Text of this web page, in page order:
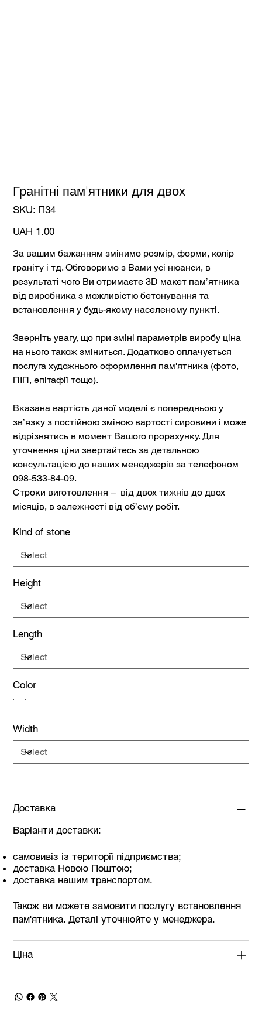
Гранітні пам'ятники для двох
SKU: SKU
П34
П34
Price
UAH 1.00
За вашим бажанням змінимо розмір, форми, колір
граніту і тд. Обговоримо з Вами усі нюанси, в
результаті чого Ви отримаєте 3D макет пам’ятника
від виробника з можливістю бетонування та
встановлення у будь-якому населеному пункті.
Зверніть увагу, що при зміні параметрів виробу ціна
на нього також зміниться. Додатково оплачується
послуга художнього оформлення пам'ятника (фото,
ПІП, епітафії тощо).
Вказана вартість даної моделі є попередньою у
зв’язку з постійною зміною вартості сировини і може
відрізнятись в момент Вашого прорахунку. Для
уточнення ціни звертайтесь за детальною
консультацією до наших менеджерів за телефоном
098-533-84-09.
Строки виготовлення – від двох тижнів до двох
місяців, в залежності від об’єму робіт.
Kind of stone
Height
Length
Color
Width
Доставка
Варіанти доставки:
самовивіз із території підприємства;
доставка Новою Поштою;
доставка нашим транспортом.
Також ви можете замовити послугу встановлення
пам'ятника. Деталі уточнюйте у менеджера.
Ціна